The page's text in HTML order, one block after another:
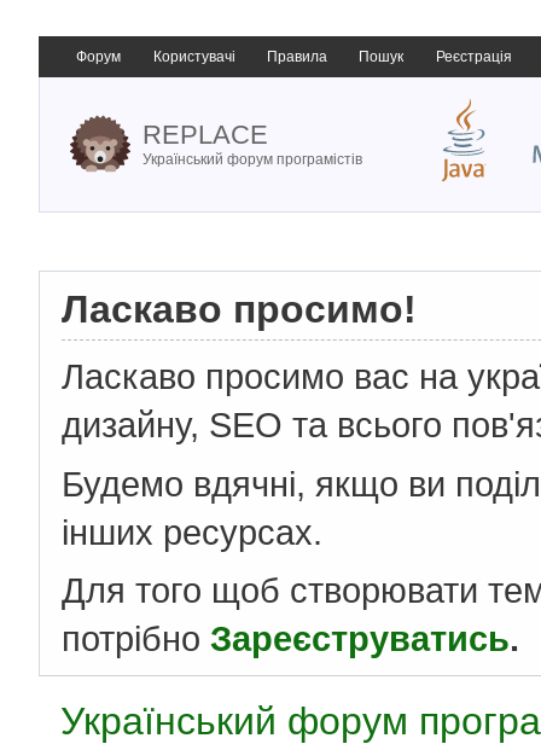
Форум Користувачі Правила Пошук Реєстрація
REPLACE
Український форум програмістів
Ласкаво просимо!
Ласкаво просимо вас на
дизайну, SEO та всього
Будемо вдячні, якщо ви
інших ресурсах.
Для того щоб створювати
потрібно Зареєструватись.
Український форум